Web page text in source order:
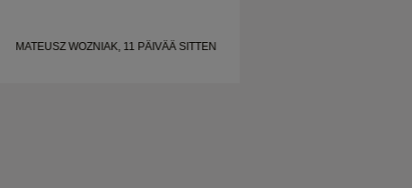
MATEUSZ WOZNIAK, 11 PÄIVÄÄ SITTEN